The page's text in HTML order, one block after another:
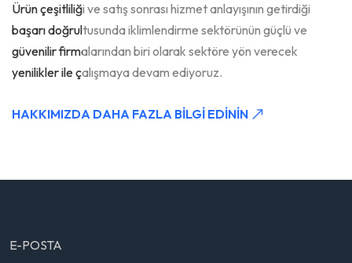
Ürün çeşitliliği ve satış sonrası hizmet anlayışının getirdiği
başarı doğrultusunda iklimlendirme sektörünün güçlü ve
güvenilir firmalarından biri olarak sektöre yön verecek
yenilikler ile çalışmaya devam ediyoruz.
HAKKIMIZDA DAHA FAZLA BILGI EDININ
E-POSTA